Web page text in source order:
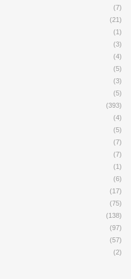
(7)
(21)
(1)
(3)
(4)
(5)
(3)
(5)
(393)
(4)
(5)
(7)
(7)
(1)
(6)
(17)
(75)
(138)
(97)
(57)
(2)